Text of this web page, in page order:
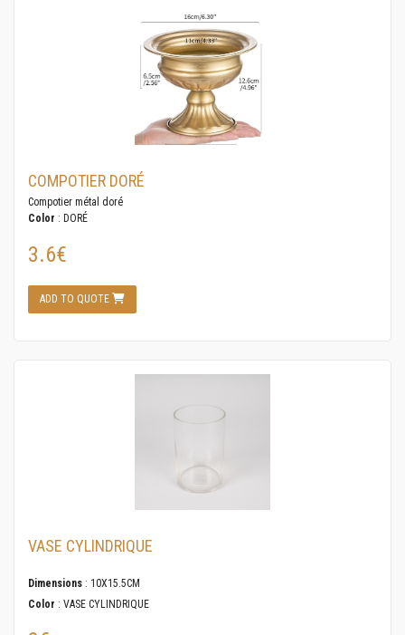
COMPOTIER DORÉ
Compotier métal doré
Color : DORÉ
3.6€
ADD TO QUOTE
VASE CYLINDRIQUE
Dimensions : 10X15.5CM
Color : VASE CYLINDRIQUE